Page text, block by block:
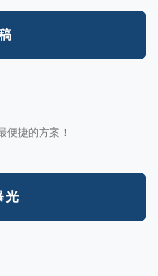
捷的方案！
光